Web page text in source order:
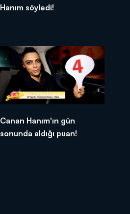
Hanım söyledi!
Canan Hanım'ın gün
sonunda aldığı puan!